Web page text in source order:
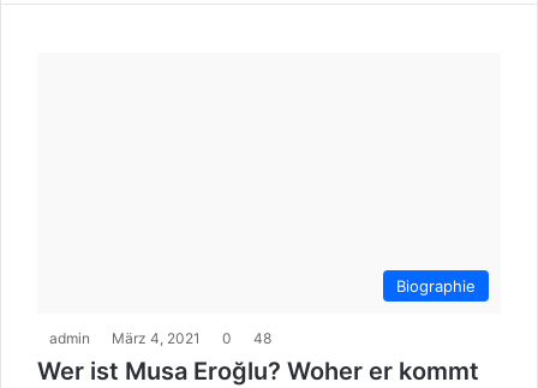
Biographie
admin März 4, 2021 0 48
Wer ist Musa Eroğlu? Woher er kommt